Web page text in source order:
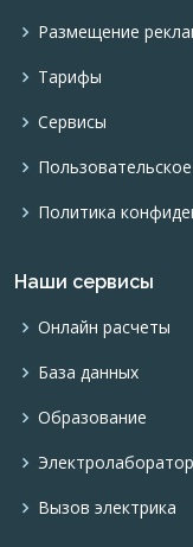
Размещение
Тарифы
Сервисы
Политика
Наши сервисы
Онлайн расчеты
База данных
Образование
Вызов электрика